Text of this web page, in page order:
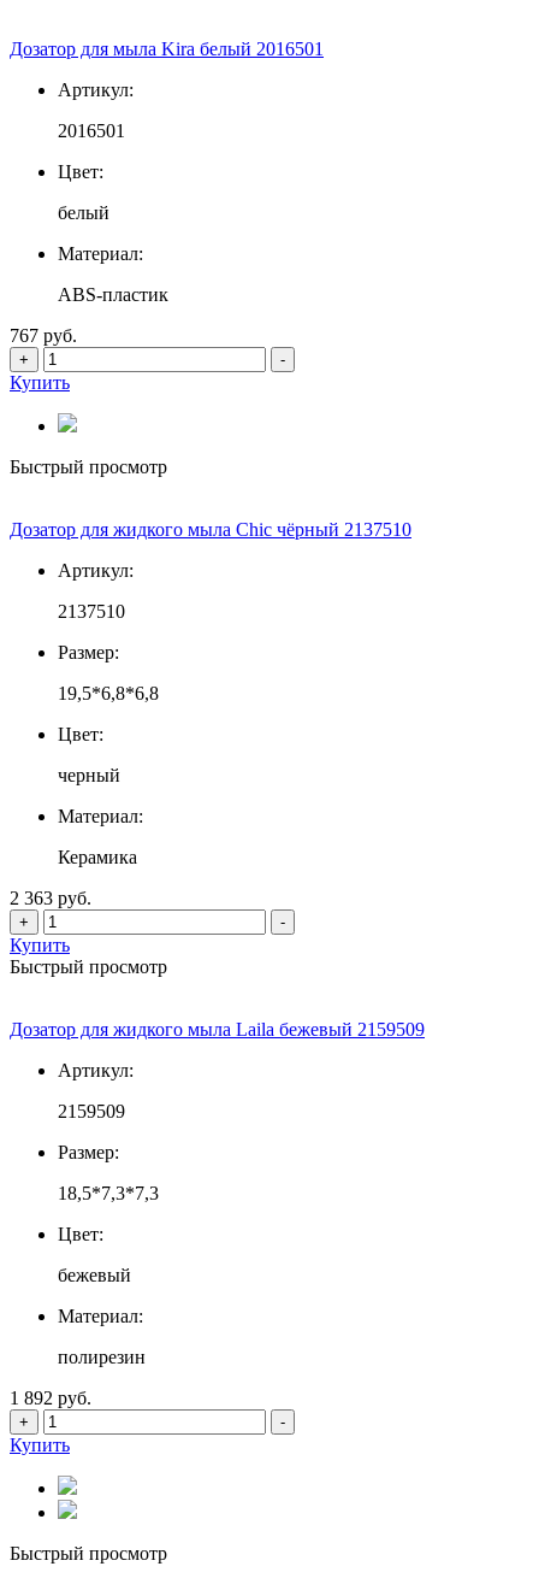
Дозатор для мыла Kira белый 2016501
Артикул:
2016501
Цвет:
белый
Материал:
ABS-пластик
767 руб.
+ -
Купить
Быстрый просмотр
Дозатор для жидкого мыла Chic чёрный 2137510
Артикул:
2137510
Размер:
19,5*6,8*6,8
Цвет:
черный
Материал:
Керамика
2 363 руб.
+ -
Купить
Быстрый просмотр
Дозатор для жидкого мыла Laila бежевый 2159509
Артикул:
2159509
Размер:
18,5*7,3*7,3
Цвет:
бежевый
Материал:
полирезин
1 892 руб.
+ -
Купить
Быстрый просмотр